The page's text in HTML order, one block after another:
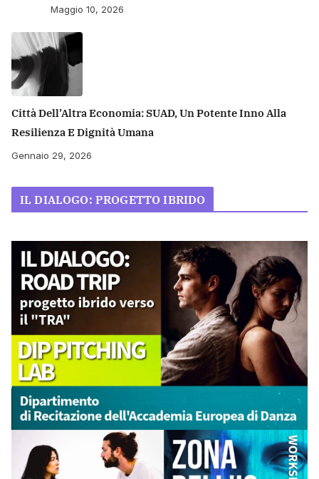
Maggio 10, 2026
Città Dell’Altra Economia: SUAD, Un Potente Inno Alla
Resilienza E Dignità Umana
Gennaio 29, 2026
IL DIALOGO: PROGETTO IBRIDO